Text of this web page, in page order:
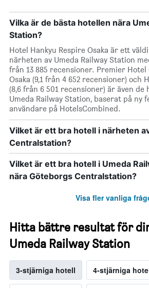
Vilka är de bästa hotellen nära
Station?
Hotel Hankyu Respire Osaka är ett
närheten av Umeda Railway Station
från 13 885 recensioner. Premier
Osaka (9,1 från 4 652 recensioner) och
(8,6 från 6 501 recensioner) är även
Umeda Railway Station, baserat på ny
användare på HotelsCombined.
Vilket är ett bra hotell i närheten
Centralstation?
Vilket är ett bra hotell i Umeda
nära Göteborgs Centralstation?
Visa fler vanliga
Hitta bättre resultat för
Umeda Railway Station
3-stjärniga hotell 4-stjärniga